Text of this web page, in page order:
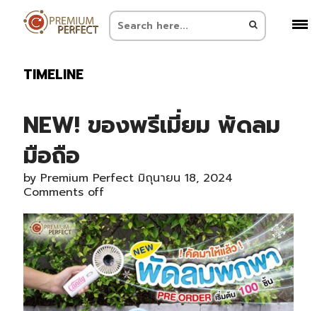
TIMELINE
NEW! ของพรีเมี่ยม พัดลม
มือถือ
by Premium Perfect มิถุนายน 18, 2024
Comments off